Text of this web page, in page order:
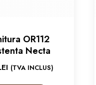
OR112
Necta
(TVA INCLUS)